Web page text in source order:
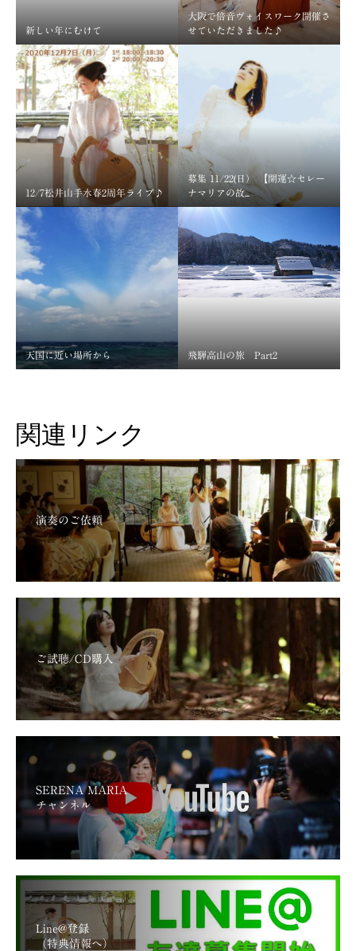
新しい年にむけて
大阪で倍音ヴォイスワーク開催さ
せていただきました♪
12/7松井山手水春2周年ライブ♪
募集 11/22(日） 【開運☆セレー
ナマリアの故...
天国に近い場所から 飛騨高山の旅 Part2
関連リンク
演奏のご依頼
ご試聴/CD購入
SERENA MARIA
チャンネル
Line@登録
（特典情報へ）